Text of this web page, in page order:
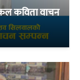
कविता वाचन